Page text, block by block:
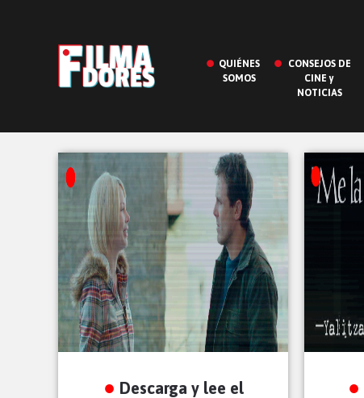
QUIÉNES
SOMOS
CONSEJOS DE
CINE y
NOTICIAS
Descarga y lee el